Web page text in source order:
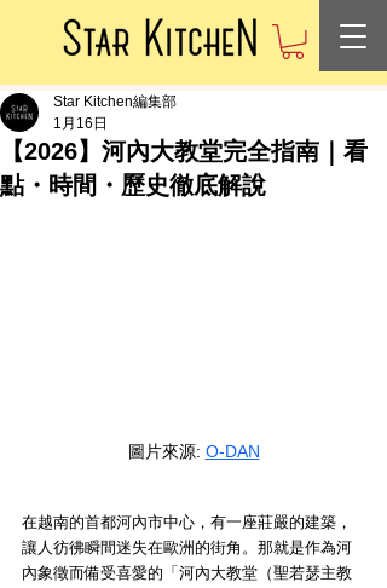
【2026】河內大教堂完全指南｜看
點・時間・歷史徹底解說
Star Kitchen編集部
1月16日
圖片來源: O-DAN
在越南的首都河內市中心，有一座莊嚴的建築，
讓人彷彿瞬間迷失在歐洲的街角。那就是作為河
內象徵而備受喜愛的「河內大教堂（聖若瑟主教